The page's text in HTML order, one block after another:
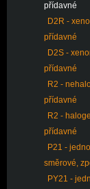
přídavné
D2R -
přídavné
D2S -
přídavné
R2 -
přídavné
R2 -
přídavné
P21 -
směrové,
PY21 -